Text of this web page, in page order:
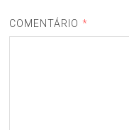
COMENTÁRIO *